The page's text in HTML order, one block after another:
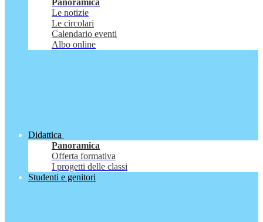
Panoramica
Le notizie
Le circolari
Calendario eventi
Albo online
Didattica
Panoramica
Offerta formativa
I progetti delle classi
Studenti e genitori